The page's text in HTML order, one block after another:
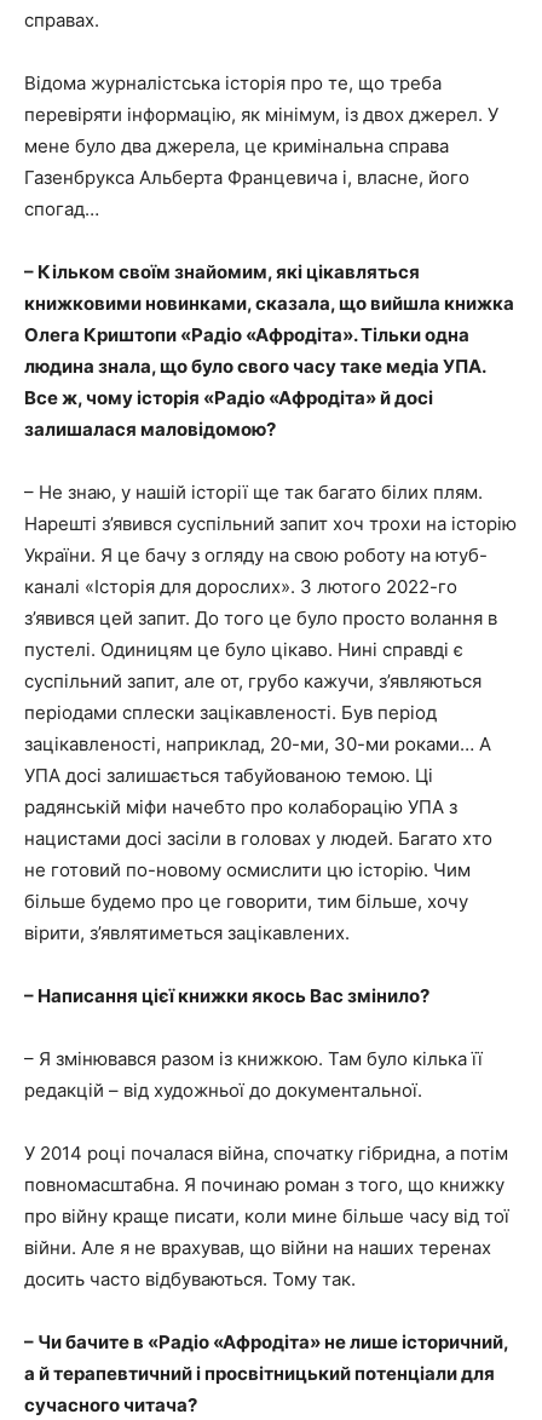
справах.
Відома журналістська історія про те, що треба
перевіряти інформацію, як мінімум, із двох джерел. У
мене було два джерела, це кримінальна справа
Газенбрукса Альберта Францевича і, власне, його
спогад…
– Кільком своїм знайомим, які цікавляться
книжковими новинками, сказала, що вийшла книжка
Олега Криштопи «Радіо «Афродіта». Тільки одна
людина знала, що було свого часу таке медіа УПА.
Все ж, чому історія «Радіо «Афродіта» й досі
залишалася маловідомою?
– Не знаю, у нашій історії ще так багато білих плям.
Нарешті з’явився суспільний запит хоч трохи на історію
України. Я це бачу з огляду на свою роботу на ютуб-
каналі «Історія для дорослих». З лютого 2022-го
з’явився цей запит. До того це було просто волання в
пустелі. Одиницям це було цікаво. Нині справді є
суспільний запит, але от, грубо кажучи, з’являються
періодами сплески зацікавленості. Був період
зацікавленості, наприклад, 20-ми, 30-ми роками… А
УПА досі залишається табуйованою темою. Ці
радянській міфи начебто про колаборацію УПА з
нацистами досі засіли в головах у людей. Багато хто
не готовий по-новому осмислити цю історію. Чим
більше будемо про це говорити, тим більше, хочу
вірити, з’являтиметься зацікавлених.
– Написання цієї книжки якось Вас змінило?
– Я змінювався разом із книжкою. Там було кілька її
редакцій – від художньої до документальної.
У 2014 році почалася війна, спочатку гібридна, а потім
повномасштабна. Я починаю роман з того, що книжку
про війну краще писати, коли мине більше часу від тої
війни. Але я не врахував, що війни на наших теренах
досить часто відбуваються. Тому так.
– Чи бачите в «Радіо «Афродіта» не лише історичний,
а й терапевтичний і просвітницький потенціали для
сучасного читача?